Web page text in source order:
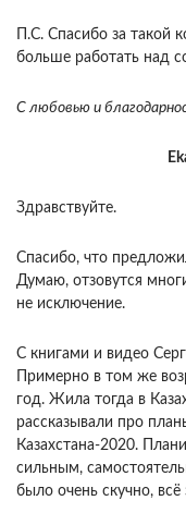
П.С. Спасибо за такой
больше работать над
С любовью и
Здравствуйте.
Спасибо, что
Думаю, отзовутся
не исключение.
С книгами и видео
Примерно в том же
год. Жила тогда в
рассказывали про
Казахстана-2020.
сильным,
было очень скучно,